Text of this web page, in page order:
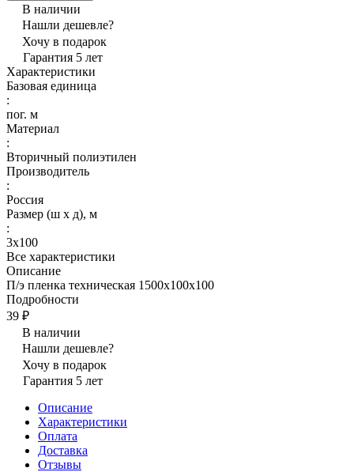
В наличии
Нашли дешевле?
Хочу в подарок
Гарантия 5 лет
Характеристики
Базовая единица
:
пог. м
Материал
:
Вторичный полиэтилен
Производитель
:
Россия
Размер (ш х д), м
:
3х100
Все характеристики
Описание
П/э пленка техническая 1500х100х100
Подробности
39 ₽
В наличии
Нашли дешевле?
Хочу в подарок
Гарантия 5 лет
Описание
Характеристики
Оплата
Доставка
Отзывы